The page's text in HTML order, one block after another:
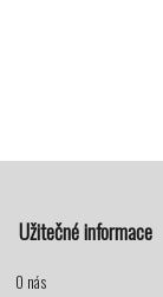
Užitečné informace
O nás